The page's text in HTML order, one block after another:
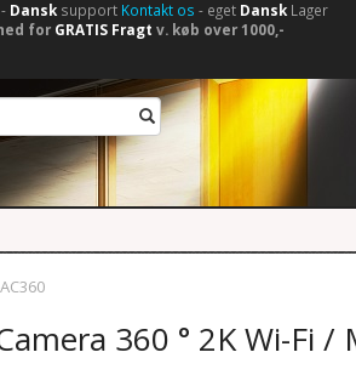
Dansksupport Kontakt os - eget DanskLager
for GRATIS Fragt v. køb over 1000,-
360 ° 2K Wi-Fi